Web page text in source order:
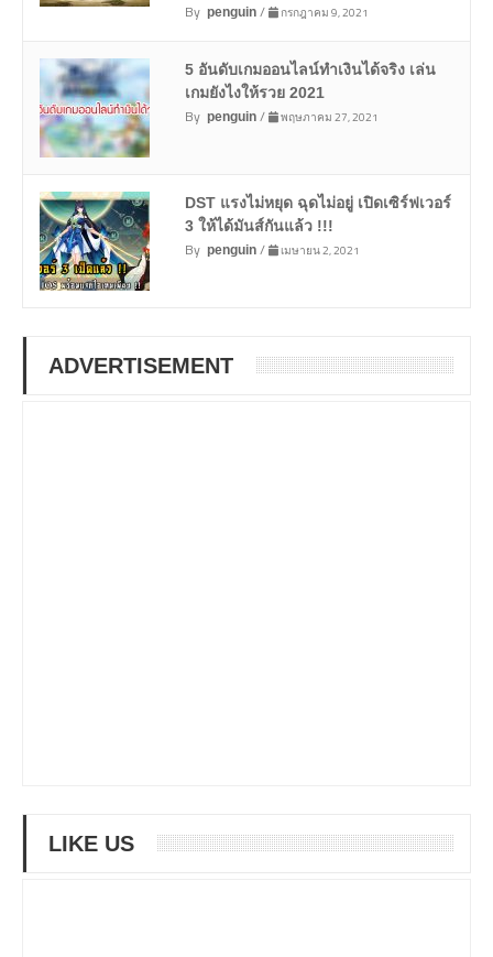
By penguin/ กรกฎาคม 9, 2021
5 อันดับเกมออนไลน์ทำเงินได้จริง เล่น
เกมยังไงให้รวย 2021
By penguin/ พฤษภาคม 27, 2021
DST แรงไม่หยุด ฉุดไม่อยู่ เปิดเซิร์ฟเวอร์
3 ให้ได้มันส์กันแล้ว !!!
By penguin/ เมษายน 2, 2021
ADVERTISEMENT
LIKE US